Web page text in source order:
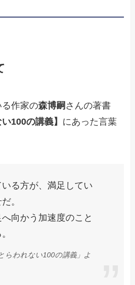
作家の森博嗣 さんの著書
100の講義】 にあった言葉
る方が、満足してい
。
向かう加速度のこと
らわれない100の講義」よ